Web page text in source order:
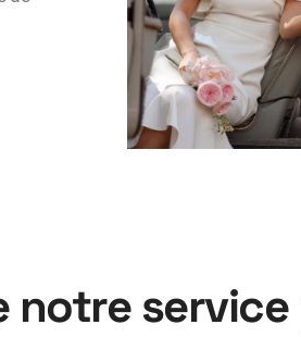
notre